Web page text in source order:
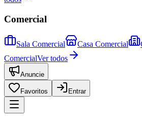
Comercial
Sala Comercial Casa Comercial
ComercialVer todos
Anuncie
Favoritos Entrar